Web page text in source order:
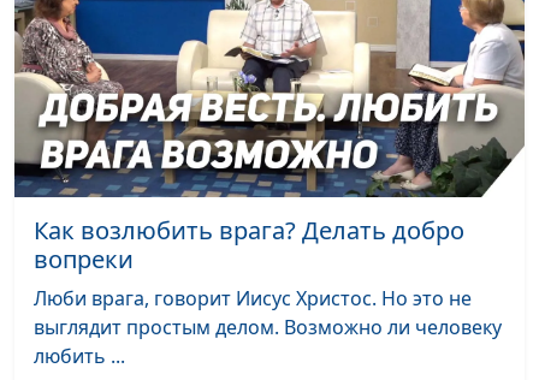
Исход Египта из
Израиля. Как
освободиться от
греховного влияния
Павел Жуков,
священнослужитель
#392
Что такое подвиг и
кого можно назвать
Павел Жуков,
священнослужитель
#391
Может ли Божий
закон спасать?
священнослужитель
Пророческая картина
спасения
Павел Жуков,
#389
Как возлюбить врага? Делать добро
вопреки
Люби врага, говорит Иисус Христос. Но это не
выглядит простым делом. Возможно ли человеку
любить ...